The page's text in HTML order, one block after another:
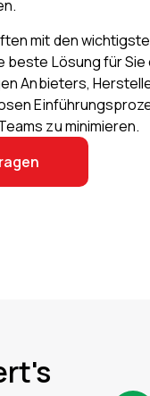
mit den
beste Lösung für
Anbieters,
zu minimieren.